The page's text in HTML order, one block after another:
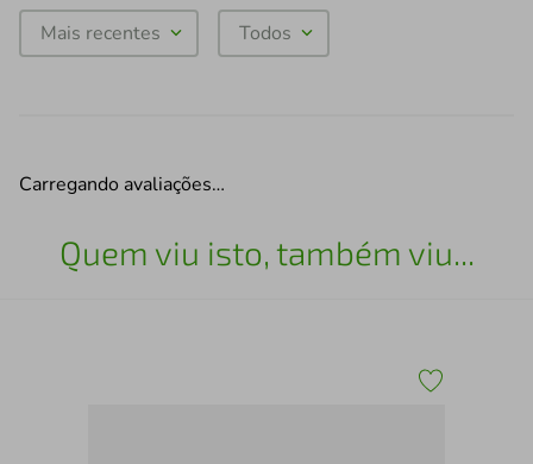
Mais recentes Todos
Carregando avaliações…
Quem viu isto, também viu...